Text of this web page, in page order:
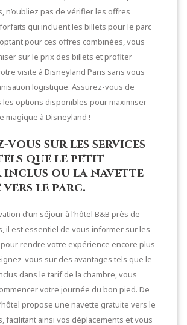
n’oubliez pas de vérifier les offres
qui incluent les billets pour le parc
optant pour ces offres combinées, vous
sur le prix des billets et profiter
visite à Disneyland Paris sans vous
logistique. Assurez-vous de
les options disponibles pour maximiser
magique à Disneyland !
vous sur les services
que le petit-
inclus ou la navette
le parc.
d’un séjour à l’hôtel B&B près de
il est essentiel de vous informer sur les
rendre votre expérience encore plus
vous sur des avantages tels que le
dans le tarif de la chambre, vous
votre journée du bon pied. De
propose une navette gratuite vers le
facilitant ainsi vos déplacements et vous